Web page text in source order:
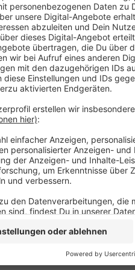
Anzeige
Anzeige